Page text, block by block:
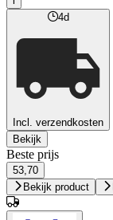
4d
Incl. verzendkosten
Bekijk
Beste prijs
53,70
Bekijk product